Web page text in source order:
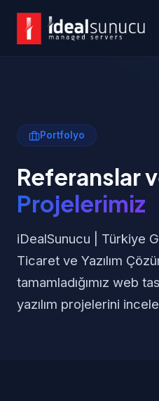
Portfolyo
Referanslar
Projelerimiz
iDealSunucu | Türkiye
Ticaret ve Yazılım
tamamladığımız web
yazılım projelerini